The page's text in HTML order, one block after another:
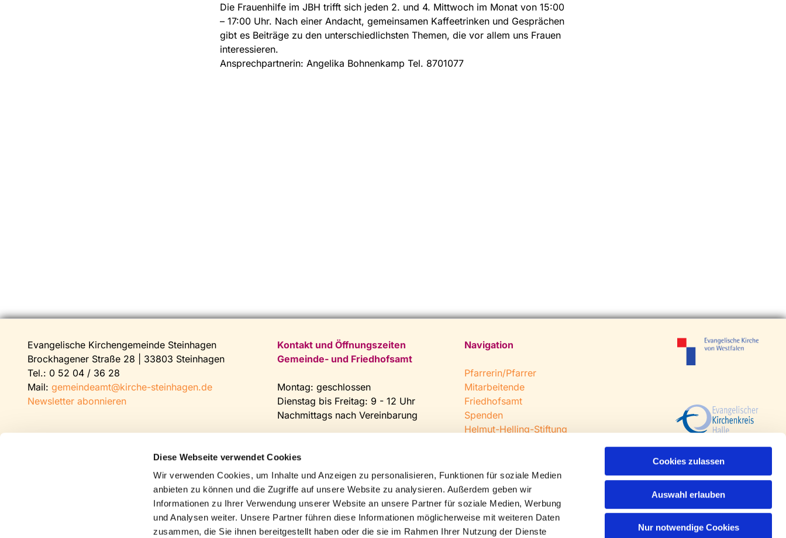
Diese Webseite verwendet Cookies
Wir verwenden Cookies, um Inhalte und Anzeigen zu personalisieren, Funktionen für soziale Medien
anbieten zu können und die Zugriffe auf unsere Website zu analysieren. Außerdem geben wir
Informationen zu Ihrer Verwendung unserer Website an unsere Partner für soziale Medien, Werbung
und Analysen weiter. Unsere Partner führen diese Informationen möglicherweise mit weiteren Daten
zusammen, die Sie ihnen bereitgestellt haben oder die sie im Rahmen Ihrer Nutzung der Dienste
Cookies zulassen
Auswahl erlauben
Nur notwendige Cookies
Die Frauenhilfe im JBH trifft sich jeden 2. und 4. Mittwoch im Monat von 15:00
– 17:00 Uhr. Nach einer Andacht, gemeinsamen Kaffeetrinken und Gesprächen
gibt es Beiträge zu den unterschiedlichsten Themen, die vor allem uns Frauen
interessieren.
Ansprechpartnerin: Angelika Bohnenkamp Tel. 8701077
Evangelische Kirchengemeinde Steinhagen
Brockhagener Straße 28 | 33803 Steinhagen
Tel.: 0 52 04 / 36 28
Mail: gemeindeamt@kirche-steinhagen.de
Newsletter abonnieren
Kontakt und Öffnungszeiten
Gemeinde- und Friedhofsamt
Montag: geschlossen
Dienstag bis Freitag: 9 - 12 Uhr
Nachmittags nach Vereinbarung
Fax: 0 52 04 / 25 65
Mail: gemeindeamt@kirche-
steinhagen.de
Navigation
Pfarrerin/Pfarrer
Mitarbeitende
Friedhofsamt
Spenden
Helmut-Helling-Stiftung